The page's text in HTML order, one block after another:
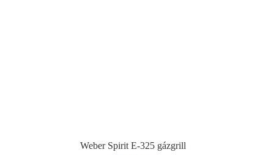
Weber Spirit E-325 gázgrill